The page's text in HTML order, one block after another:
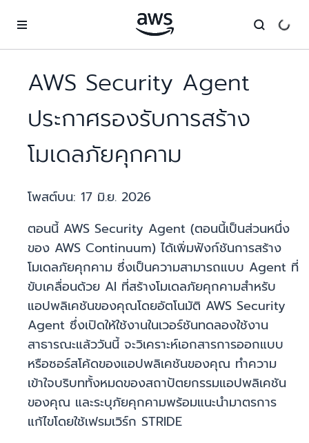
AWS Security Agent
ประกาศรองรับการสร้าง
โมเดลภัยคุกคาม
โพสต์บน: 17 มิ.ย. 2026
ตอนนี้ AWS Security Agent (ตอนนี้เป็นส่วนหนึ่ง
ของ AWS Continuum) ได้เพิ่มฟังก์ชันการสร้าง
โมเดลภัยคุกคาม ซึ่งเป็นความสามารถแบบ Agent ที่
ขับเคลื่อนด้วย AI ที่สร้างโมเดลภัยคุกคามสำหรับ
แอปพลิเคชันของคุณโดยอัตโนมัติ AWS Security
Agent ซึ่งเปิดให้ใช้งานในเวอร์ชันทดลองใช้งาน
สาธารณะแล้ววันนี้ จะวิเคราะห์เอกสารการออกแบบ
หรือซอร์สโค้ดของแอปพลิเคชันของคุณ ทำความ
เข้าใจบริบททั้งหมดของสถาปัตยกรรมแอปพลิเคชัน
ของคุณ และระบุภัยคุกคามพร้อมแนะนำมาตรการ
แก้ไขโดยใช้เฟรมเวิร์ก STRIDE